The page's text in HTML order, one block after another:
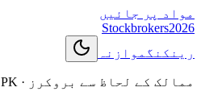
مواد پر جائیں
Stockbrokers2026
رینکنگ موازنہ
ممالک کے لحاظ سے بروکرز ·
PK